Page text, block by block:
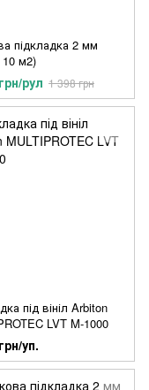
підкладка 2 мм
м2)
рул 1 398 грн
під вініл Arbiton
LVT M-1000
уп.